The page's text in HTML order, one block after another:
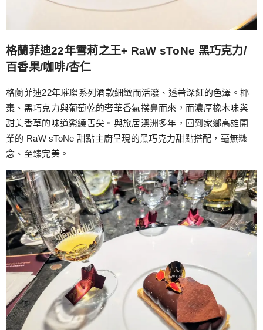
格蘭菲迪22年雪莉之王+ RaW sToNe 黑巧克力/
百香果/咖啡/杏仁
格蘭菲迪22年璀璨系列酒款細緻而活潑、透著深紅的色澤。椰
棗、黑巧克力與葡萄乾的奢華香氣撲鼻而來，而濃厚橡木味與
甜美香草的味道縈繞舌尖。與旅居澳洲多年，回到家鄉高雄開
業的 RaW sToNe 甜點主廚呈現的黑巧克力甜點搭配，毫無懸
念、至臻完美。